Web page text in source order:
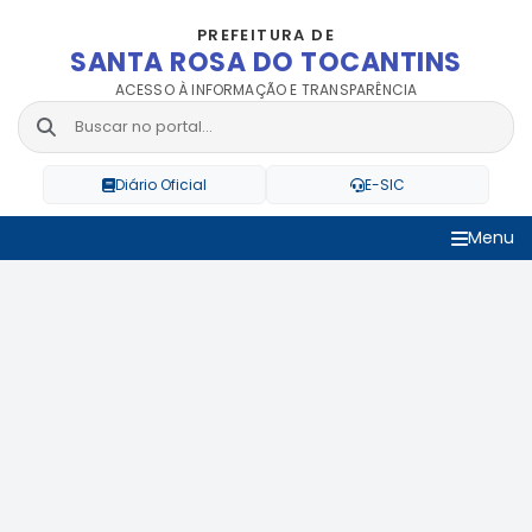
PREFEITURA DE
SANTA ROSA DO TOCANTINS
ACESSO À INFORMAÇÃO E TRANSPARÊNCIA
Diário Oficial E-SIC
Menu